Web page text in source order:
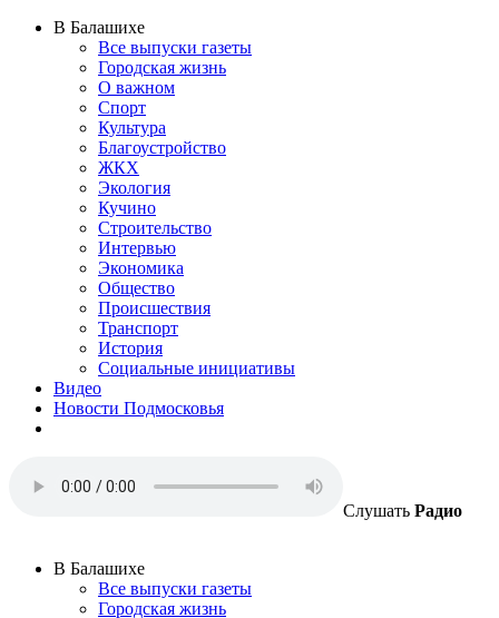
В Балашихе
Все выпуски газеты
Городская жизнь
О важном
Спорт
Культура
Благоустройство
ЖКХ
Экология
Кучино
Строительство
Интервью
Экономика
Общество
Происшествия
Транспорт
История
Социальные инициативы
Видео
Новости Подмосковья
Слушать Радио
В Балашихе
Все выпуски газеты
Городская жизнь